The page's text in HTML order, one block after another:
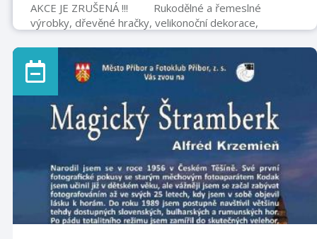
AKCE JE ZRUŠENÁ !!! Rukodělné a řemeslné
výrobky, dřevěné hračky, velikonoční dekorace,
PionýrůZŠ JičínskáZŠ Npor. LomaDětský soubor Heleny
SalichovéTvůrčí dílna střediska volného času LUNA